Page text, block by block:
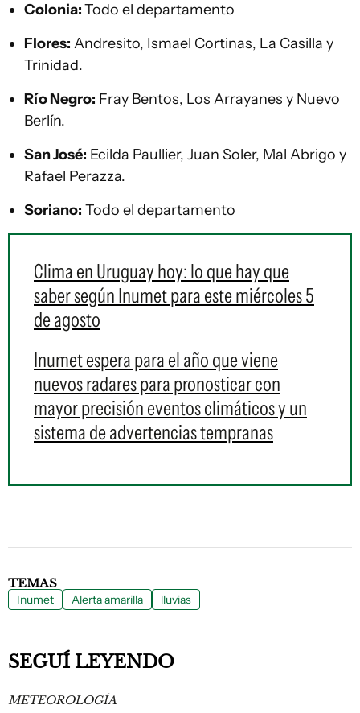
Colonia:Todo el departamento
Flores: Andresito, Ismael Cortinas, La Casilla y
Trinidad.
Río Negro: Fray Bentos, Los Arrayanes y Nuevo
Berlín.
San José: Ecilda Paullier, Juan Soler, Mal Abrigo y
Rafael Perazza.
Soriano: Todo el departamento
Clima en Uruguay hoy: lo que hay que
saber según Inumet para este miércoles 5
de agosto
Inumet espera para el año que viene
nuevos radares para pronosticar con
mayor precisión eventos climáticos y un
sistema de advertencias tempranas
TEMAS
Inumet Alerta amarilla lluvias
SEGUÍ LEYENDO
METEOROLOGÍA